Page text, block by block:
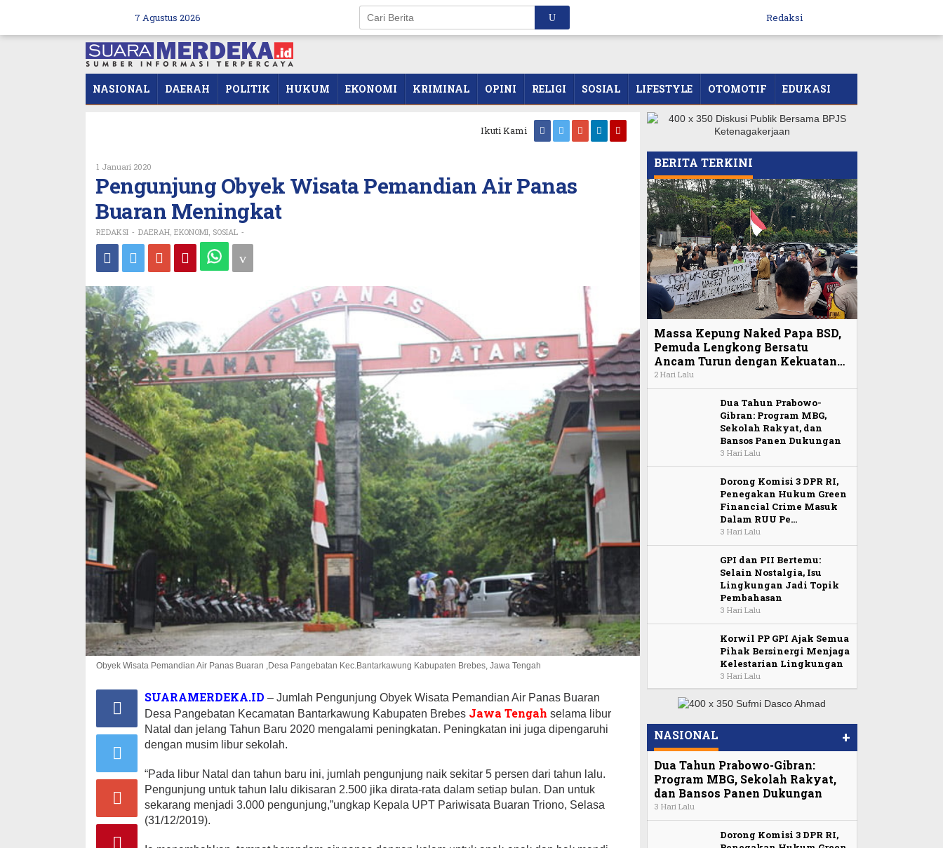
7 Agustus 2026 Redaksi
NASIONAL DAERAH POLITIK HUKUM EKONOMI KRIMINAL OPINI RELIGI SOSIAL LIFESTYLE OTOMOTIF EDUKASI
Ikuti Kami
1 Januari 2020
REDAKSI
Pengunjung Obyek Wisata Pemandian Air Panas
Buaran Meningkat
REDAKSI - DAERAH EKONOMI SOSIAL -
Obyek Wisata Pemandian Air Panas Buaran ,Desa Pangebatan Kec.Bantarkawung Kabupaten Brebes, Jawa Tengah
SUARAMERDEKA.ID – Jumlah Pengunjung Obyek Wisata Pemandian Air Panas Buaran
Desa Pangebatan Kecamatan Bantarkawung Kabupaten Brebes Jawa Tengah selama libur
Natal dan jelang Tahun Baru 2020 mengalami peningkatan. Peningkatan ini juga dipengaruhi
dengan musim libur sekolah.
“Pada libur Natal dan tahun baru ini, jumlah pengunjung naik sekitar 5 persen dari tahun lalu.
Pengunjung untuk tahun lalu dikisaran 2.500 jika dirata-rata dalam setiap bulan. Dan untuk
sekarang menjadi 3.000 pengunjung,”ungkap Kepala UPT Pariwisata Buaran Triono, Selasa
(31/12/2019).
BERITA TERKINI
Massa Kepung Naked Papa BSD,
Pemuda Lengkong Bersatu
Ancam Turun dengan Kekuatan…
2 Hari Lalu
Dua Tahun Prabowo-
Gibran: Program MBG,
Sekolah Rakyat, dan
Bansos Panen Dukungan
3 Hari Lalu
Dorong Komisi 3 DPR RI,
Penegakan Hukum Green
Financial Crime Masuk
Dalam RUU Pe…
3 Hari Lalu
GPI dan PII Bertemu:
Selain Nostalgia, Isu
Lingkungan Jadi Topik
Pembahasan
3 Hari Lalu
Korwil PP GPI Ajak Semua
Pihak Bersinergi Menjaga
Kelestarian Lingkungan
3 Hari Lalu
NASIONAL +
Dua Tahun Prabowo-Gibran:
Program MBG, Sekolah Rakyat,
dan Bansos Panen Dukungan
3 Hari Lalu
Dorong Komisi 3 DPR RI,